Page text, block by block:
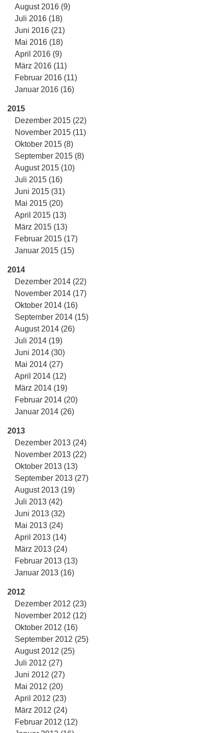
August 2016 (9)
Juli 2016 (18)
Juni 2016 (21)
Mai 2016 (18)
April 2016 (9)
März 2016 (11)
Februar 2016 (11)
Januar 2016 (16)
2015
Dezember 2015 (22)
November 2015 (11)
Oktober 2015 (8)
September 2015 (8)
August 2015 (10)
Juli 2015 (16)
Juni 2015 (31)
Mai 2015 (20)
April 2015 (13)
März 2015 (13)
Februar 2015 (17)
Januar 2015 (15)
2014
Dezember 2014 (22)
November 2014 (17)
Oktober 2014 (16)
September 2014 (15)
August 2014 (26)
Juli 2014 (19)
Juni 2014 (30)
Mai 2014 (27)
April 2014 (12)
März 2014 (19)
Februar 2014 (20)
Januar 2014 (26)
2013
Dezember 2013 (24)
November 2013 (22)
Oktober 2013 (13)
September 2013 (27)
August 2013 (19)
Juli 2013 (42)
Juni 2013 (32)
Mai 2013 (24)
April 2013 (14)
März 2013 (24)
Februar 2013 (13)
Januar 2013 (16)
2012
Dezember 2012 (23)
November 2012 (12)
Oktober 2012 (16)
September 2012 (25)
August 2012 (25)
Juli 2012 (27)
Juni 2012 (27)
Mai 2012 (20)
April 2012 (23)
März 2012 (24)
Februar 2012 (12)